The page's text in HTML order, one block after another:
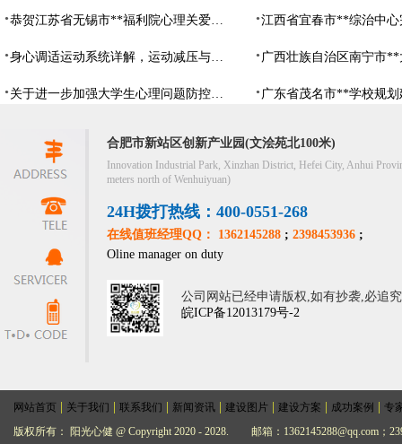
恭贺江苏省无锡市**福利院心理关爱中心建设项目由阳光心健代理商中标
身心调适运动系统详解，运动减压与心理调适全指南
关于进一步加强大学生心理问题防控，防控大学生心理危机
合肥市新站区创新产业园(文浍苑北100米)
Innovation Industrial Park, Xinzhan District, Hefei City, Anhui
meters north of Wenhuiyuan)
24H拨打热线：400-0551-268
在线值班经理QQ： 1362145288 ; 2398453936 ;
Oline manager on duty
公司网站已经申请版权,如有抄袭,必追
皖ICP备12013179号-2
网站首页 关于我们 联系我们 新闻资讯 建设图片 建设方案 成功案例
专
版权所有： 阳光心健 @ Copyright 2020 - 2028.
邮箱：1362145288@qq.com；